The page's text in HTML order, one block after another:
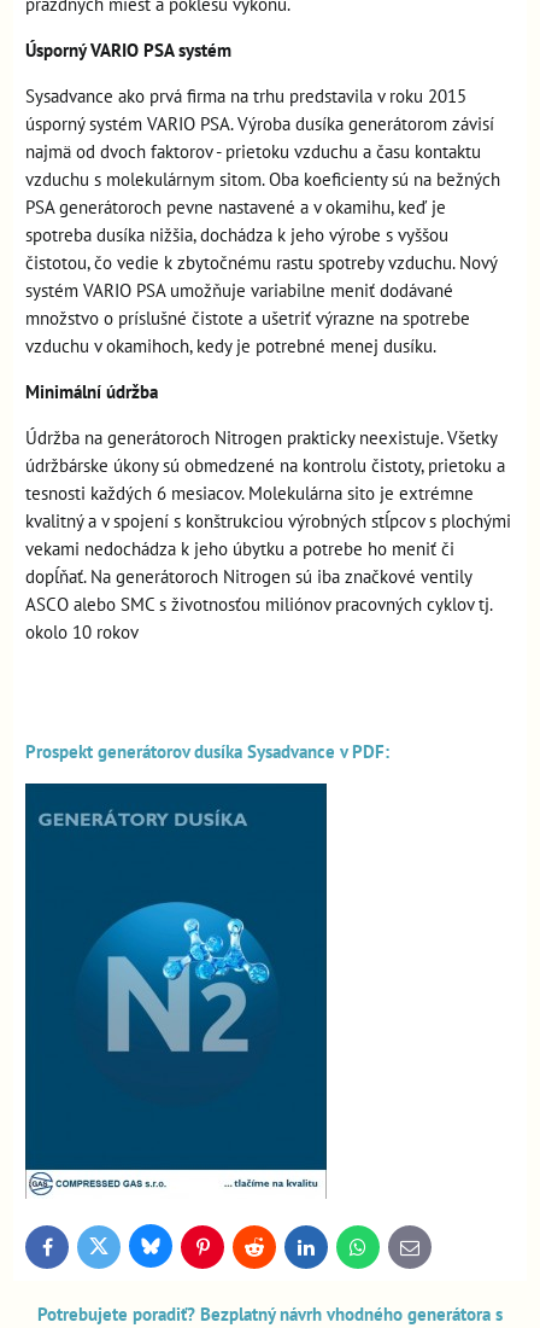
Úsporný VARIO PSA systém
Sysadvance ako prvá firma na trhu predstavila v roku 2015
úsporný systém VARIO PSA. Výroba dusíka generátorom závisí
najmä od dvoch faktorov - prietoku vzduchu a času kontaktu
vzduchu s molekulárnym sitom. Oba koeficienty sú na bežných
PSA generátoroch pevne nastavené a v okamihu, keď je
spotreba dusíka nižšia, dochádza k jeho výrobe s vyššou
čistotou, čo vedie k zbytočnému rastu spotreby vzduchu. Nový
systém VARIO PSA umožňuje variabilne meniť dodávané
množstvo o príslušné čistote a ušetriť výrazne na spotrebe
vzduchu v okamihoch, kedy je potrebné menej dusíku.
Minimální údržba
Údržba na generátoroch Nitrogen prakticky neexistuje. Všetky
údržbárske úkony sú obmedzené na kontrolu čistoty, prietoku a
tesnosti každých 6 mesiacov. Molekulárna sito je extrémne
kvalitný a v spojení s konštrukciou výrobných stĺpcov s plochými
vekami nedochádza k jeho úbytku a potrebe ho meniť či
dopĺňať. Na generátoroch Nitrogen sú iba značkové ventily
ASCO alebo SMC s životnosťou miliónov pracovných cyklov tj.
okolo 10 rokov
Prospekt generátorov dusíka Sysadvance v PDF:
FacebookTwitter BlueskyPinterestReddit LinkedInWhatsApp
E-
mail
Potrebujete poradiť? Bezplatný návrh vhodného generátora s